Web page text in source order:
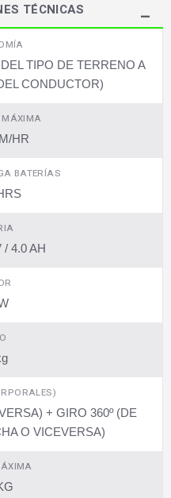
TÉCNICAS
TIPO DE TERRENO A
CONDUCTOR)
MÁXIMA
HR
BATERÍAS
/ 4.0 AH
+ GIRO 360º (DE
O VICEVERSA)